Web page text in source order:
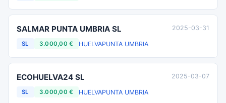
SALMAR PUNTA UMBRIA SL
SL 3.000,00 € HUELVAPUNTA UMBRIA
2025-03-31
ECOHUELVA24 SL
SL 3.000,00 € HUELVAPUNTA UMBRIA
2025-03-07